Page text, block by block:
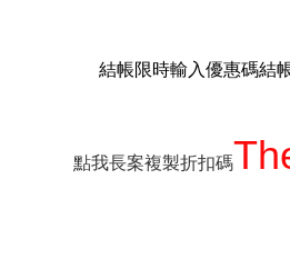
結帳限時輸入優惠碼結
點我長案複製折扣碼